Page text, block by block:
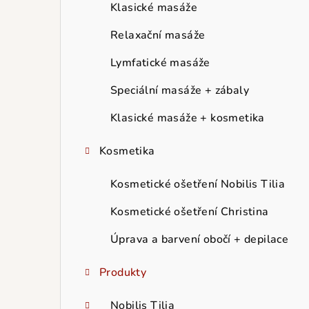
Klasické masáže
Relaxační masáže
Lymfatické masáže
Speciální masáže + zábaly
Klasické masáže + kosmetika
Kosmetika
Kosmetické ošetření Nobilis Tilia
Kosmetické ošetření Christina
Úprava a barvení obočí + depilace
Produkty
Nobilis Tilia